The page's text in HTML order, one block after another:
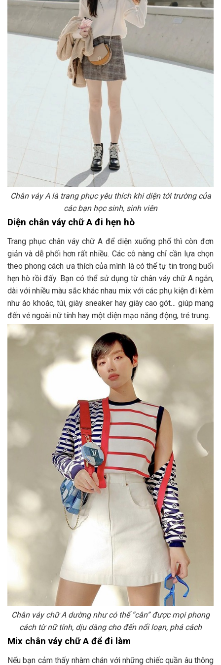
Chân váy A là trang phục yêu thích khi diện tới trường của
các bạn học sinh, sinh viên
Diện chân váy chữ A đi hẹn hò
Trang phục chân váy chữ A để diện xuống phố thì còn đơn
giản và dễ phối hơn rất nhiều. Các cô nàng chỉ cần lựa chọn
theo phong cách ưa thích của mình là có thể tự tin trong buổi
hẹn hò rồi đấy. Bạn có thể sử dụng từ chân váy chữ A ngắn,
dài với nhiều màu sắc khác nhau mix với các phụ kiện đi kèm
như áo khoác, túi, giày sneaker hay giày cao gót… giúp mang
đến vẻ ngoài nữ tính hay một diện mạo năng động, trẻ trung.
Chân váy chữ A dường như có thể “cân” được mọi phong
cách từ nữ tính, dịu dàng cho đến nổi loạn, phá cách
Mix chân váy chữ A để đi làm
Nếu bạn cảm thấy nhàm chán với những chiếc quần âu thông